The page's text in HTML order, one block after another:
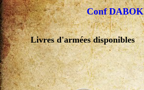
Conf DABOK
Livres d'armées disponibles